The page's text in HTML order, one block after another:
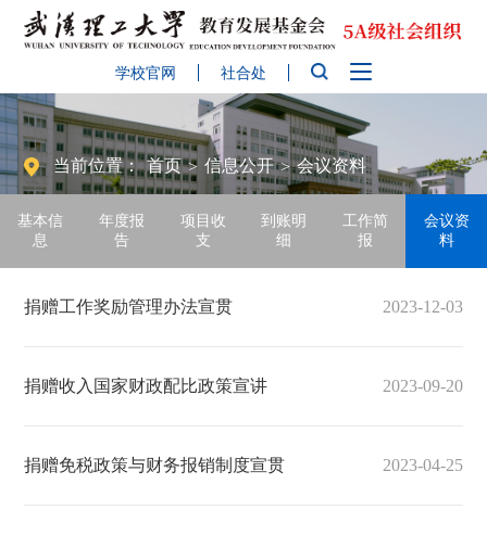
学校官网 社合处
当前位置： 首页 > 信息公开 > 会议资料
基本信
息
年度报
告
项目收
支
到账明
细
工作简
报
会议资
料
捐赠工作奖励管理办法宣贯 2023-12-03
捐赠收入国家财政配比政策宣讲 2023-09-20
捐赠免税政策与财务报销制度宣贯 2023-04-25